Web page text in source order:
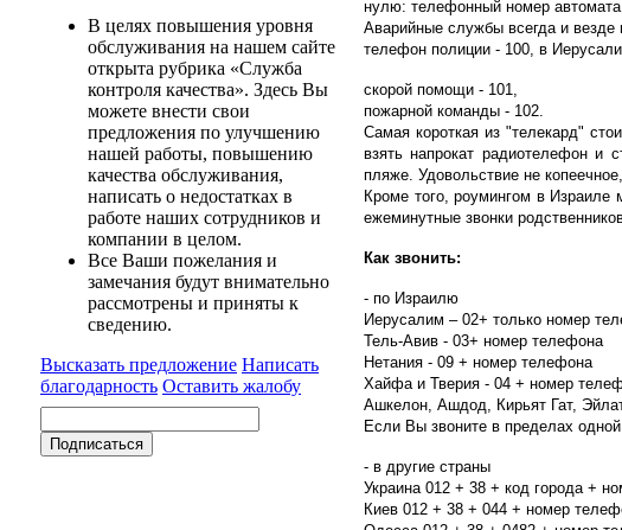
В целях повышения уровня
обслуживания на нашем сайте
открыта рубрика «Служба
контроля качества». Здесь Вы
можете внести свои
предложения по улучшению
нашей работы, повышению
качества обслуживания,
написать о недостатках в
работе наших сотрудников и
компании в целом.
Все Ваши пожелания и
замечания будут внимательно
рассмотрены и приняты к
сведению.
Высказать предложение Написать
благодарность Оставить жалобу
нулю: телефонный номер автомата
Аварийные службы всегда и везде
телефон полиции - 100, в
скорой помощи - 101,
пожарной команды - 102.
Самая короткая из "телекард"
взять напрокат радиотелефон и
пляже. Удовольствие не
Кроме того, роумингом в Израиле
ежеминутные звонки
Как звонить:
- по Израилю
Иерусалим – 02+ только номер
Тель-Авив - 03+ номер телефона
Нетания - 09 + номер телефона
Хайфа и Тверия - 04 + номер
Ашкелон, Ашдод, Кирьят Гат,
Если Вы звоните в пределах
- в другие страны
Украина 012 + 38 + код города +
Киев 012 + 38 + 044 + номер